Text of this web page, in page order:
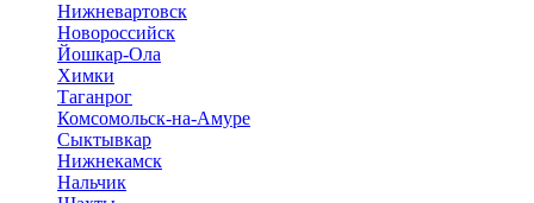
Нижневартовск
Новороссийск
Йошкар-Ола
Химки
Таганрог
Комсомольск-на-Амуре
Сыктывкар
Нижнекамск
Нальчик